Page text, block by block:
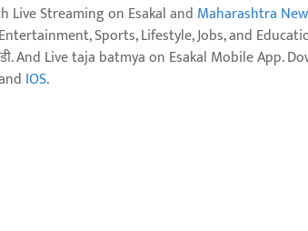
Live Streaming on Esakal and Maharashtra
Sports, Lifestyle, Jobs, and
And Live taja batmya on Esakal Mobile App.
IOS.